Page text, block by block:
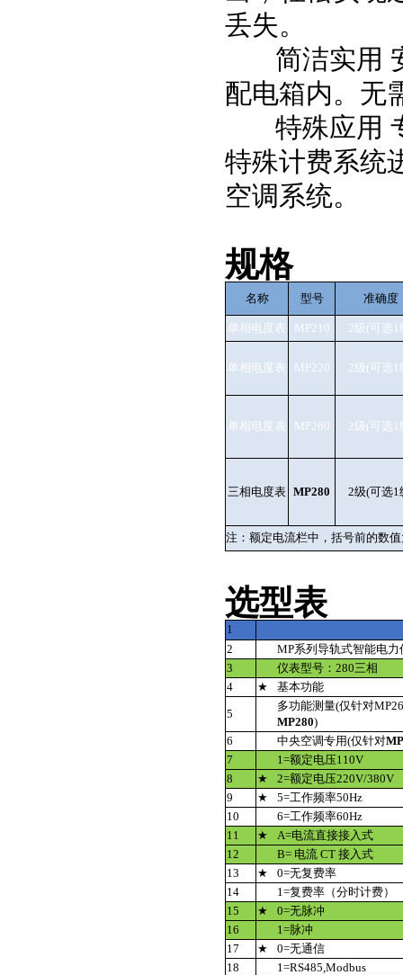
丢失。
简洁实用 安
配电箱内。无
特殊应用 专
特殊计费系统
空调系统。
规格
名称 型号 准确度
单相电度表 MP210 2级(可选1
单相电度表 MP220 2级(可选1
单相电度表 MP260 2级(可选1
三相电度表 MP280 2级(可选1
注：额定电流栏中，括号前的数
选型表
1
2
MP系列导轨式智能电力
3
仪表型号：280三相
4
★ 基本功能
5
多功能测量(仅针对
MP280)
6
中央空调专用(仅针对
7
1=额定电压110V
8
★
2=额定电压220V/380V
9
★
5=工作频率50Hz
10
6=工作频率60Hz
11
★
A=电流直接接入式
12
B= 电流 CT 接入式
13
★
0=无复费率
14
1=复费率（分时计费）
15
★
0=无脉冲
16
1=脉冲
17
★
0=无通信
18
1=RS485,Modbus